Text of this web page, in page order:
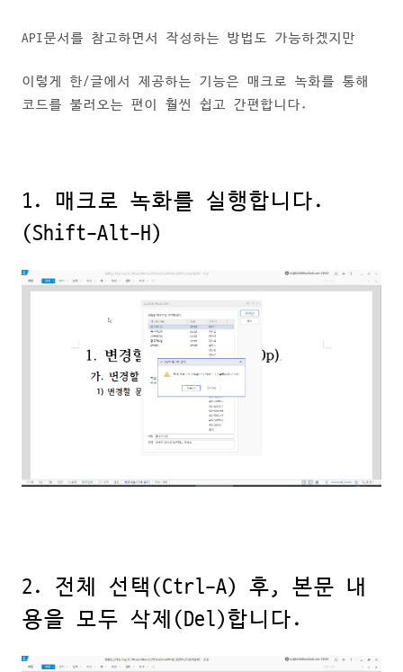
API문서를 참고하면서 작성하는 방법도 가능하겠지만
이렇게 한/글에서 제공하는 기능은 매크로 녹화를 통해
코드를 불러오는 편이 훨씬 쉽고 간편합니다.
1. 매크로 녹화를 실행합니다.
(Shift-Alt-H)
2. 전체 선택(Ctrl-A) 후, 본문 내
용을 모두 삭제(Del)합니다.